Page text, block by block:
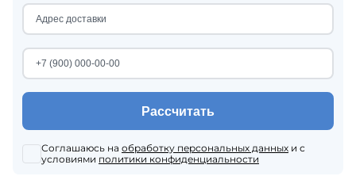
Рассчитать
Соглашаюсь на обработку персональных данных и с
условиями политики конфиденциальности